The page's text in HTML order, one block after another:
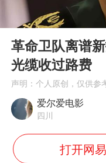
Play
00:00
革命卫队离谱
光缆收过路费
声明：个人原创，仅供参
爱尔爱电影
四川
打开网